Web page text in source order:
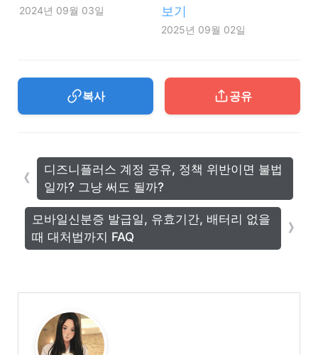
2024년 09월 03일
보기
2025년 09월 02일
복사 공유
모바일신분증 발급일, 유효기간, 배터리 없을
때 대처법까지 FAQ
디즈니플러스 계정 공유, 정책 위반이면 불법
일까? 그냥 써도 될까?